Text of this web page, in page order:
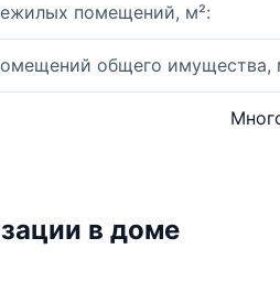
помещений, м²:
общего имущества,
в доме